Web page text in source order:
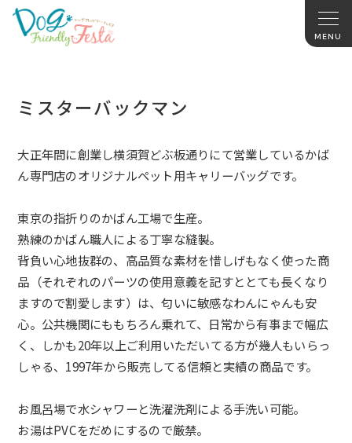
ミスターバックマン
大正年間に創業し横須賀どぶ板通りにて営業しているかば
ん専門店のオリジナルペット用キャリーバッグです。
東京の指折りのかばん工場で生産。
熟練のかばん職人による丁寧な縫製。
背負い心地抜群の、高品質な素材を惜しげもなく使った商
品（それぞれのパーツの使用意義を記すととても長くなり
ますので割愛します）は、匂いに敏感なわんにゃんも安
心。公共機関にももちろん乗れて、日常から有事まで幅広
く、しかも20年以上ご利用いただいてる方が幾人もいらっ
しゃる、1997年から販売してる信頼と実績の商品です。
お風呂場で水シャワーと洗濯洗剤による手洗い可能。
お湯はPVCをだめにするので厳禁。